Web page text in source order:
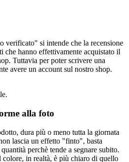
verificato" si intende che la recensione
che hanno effettivamente acquistato il
Tuttavia per poter scrivere una
avere un account sul nostro shop.
alla foto
dura più o meno tutta la giornata
lascia un effetto "finto", basta
perchè tende a segnare subito.
colore, in realtà, è più chiaro di quello